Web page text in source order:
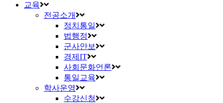
교육
전공소개
정치통일
법행정
군사안보
경제IT
사회문화언론
통일교육
학사운영
수강신청